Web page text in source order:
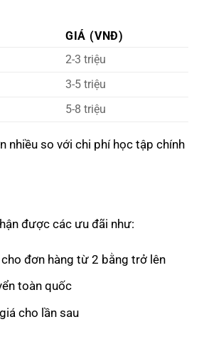
GIÁ (VNĐ)
2-3 triệu
3-5 triệu
5-8 triệu
nhiều so với chi phí học tập chính
được các ưu đãi như:
đơn hàng từ 2 bằng trở lên
toàn quốc
cho lần sau